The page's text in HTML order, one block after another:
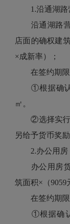
1.沿通湖路
沿通湖路营
店面的确权建
×成新率）；
在签约期限
①根据确认
㎡。
②选择实行货
另给予货币奖励
2.办公用房
办公用房货
筑面积×（9059
在签约期限
①根据确认